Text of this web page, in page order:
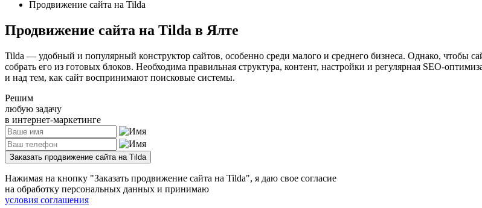
Продвижение сайта на Tilda
Продвижение сайта на Tilda в Ялте
Tilda — удобный и популярный конструктор сайтов, особенно среди малого и среднего бизнеса. Однако, чтобы
собрать его из готовых блоков. Необходима правильная структура, контент, настройки и регулярная SEO-
и над тем, как сайт воспринимают поисковые системы.
Решим
любую задачу
в интернет-маркетинге
Заказать продвижение сайта на Tilda
Нажимая на кнопку "Заказать продвижение сайта на Tilda", я даю свое согласие
на обработку персональных данных и принимаю
условия соглашения